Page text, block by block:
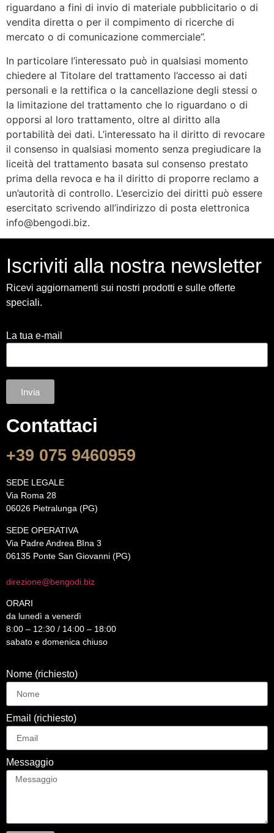
riguardano a fini di invio di materiale pubblicitario o di
vendita diretta o per il compimento di ricerche di
mercato o di comunicazione commerciale”.
In particolare l’interessato può in qualsiasi momento
chiedere al Titolare del trattamento l’accesso ai dati
personali e la rettifica o la cancellazione degli stessi o
la limitazione del trattamento che lo riguardano o di
opporsi al loro trattamento, oltre al diritto alla
portabilità dei dati. L’interessato ha il diritto di revocare
il consenso in qualsiasi momento senza pregiudicare la
liceità del trattamento basata sul consenso prestato
prima della revoca e ha il diritto di proporre reclamo a
un’autorità di controllo. L’esercizio dei diritti può essere
esercitato scrivendo all’indirizzo di posta elettronica
info@bengodi.biz.
Iscriviti alla nostra newsletter
Ricevi aggiornamenti sui nostri prodotti e sulle offerte
speciali.
La tua e-mail
Invia
Contattaci
+39 075 9460959
SEDE LEGALE
Via Roma 28
06026 Pietralunga (PG)
SEDE OPERATIVA
Via Padre Andrea BIna 3
06135 Ponte San Giovanni (PG)
direzione@bengodi.biz
ORARI
da lunedì a venerdì
8:00 – 12:30 / 14:00 – 18:00
sabato e domenica chiuso
Nome (richiesto)
Email (richiesto)
Messaggio